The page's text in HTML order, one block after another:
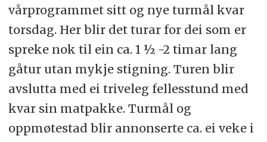
vårprogrammet sitt og nye turmål kvar
torsdag. Her blir det turar for dei som er
spreke nok til ein ca. 1 ½ -2 timar lang
gåtur utan mykje stigning. Turen blir
avslutta med ei triveleg fellesstund med
kvar sin matpakke. Turmål og
oppmøtestad blir annonserte ca. ei veke i